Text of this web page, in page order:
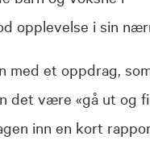
opplevelse i sin
med et oppdrag,
det være «gå ut og
inn en kort